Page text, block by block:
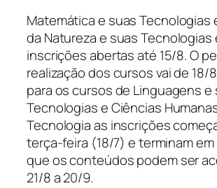
Matemática e suas Tecnologias
da Natureza e suas
inscrições abertas até 15/8. O
realização dos cursos vai de 18/8
para os cursos de Linguagens e
Tecnologias e Ciências
Tecnologia as inscrições
terça-feira (18/7) e terminam
que os conteúdos podem ser
21/8 a 20/9.